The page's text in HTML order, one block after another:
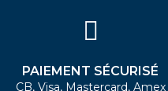
PAIEMENT SÉCURISÉ
CB, Visa, Mastercard, Amex